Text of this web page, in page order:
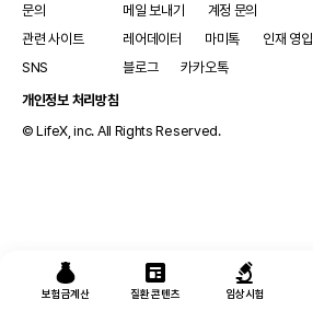
보험금계산 질환 콘텐츠 임상시험
문의
메일 보내기
계정 문의
관련 사이트
레어데이터 마미톡 인재 영입
SNS
블로그
카카오톡
개인정보 처리방침
© LifeX, inc. All Rights Reserved.